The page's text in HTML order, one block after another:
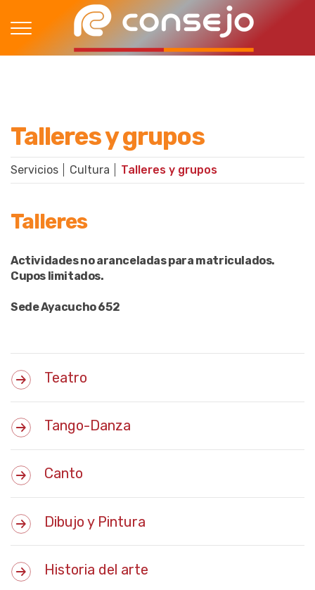
Talleres y grupos
Servicios Cultura Talleres y grupos
Talleres
Actividades no aranceladas para matriculados.
Cupos limitados.
Sede Ayacucho 652
Teatro
Tango-Danza
Canto
Dibujo y Pintura
Historia del arte